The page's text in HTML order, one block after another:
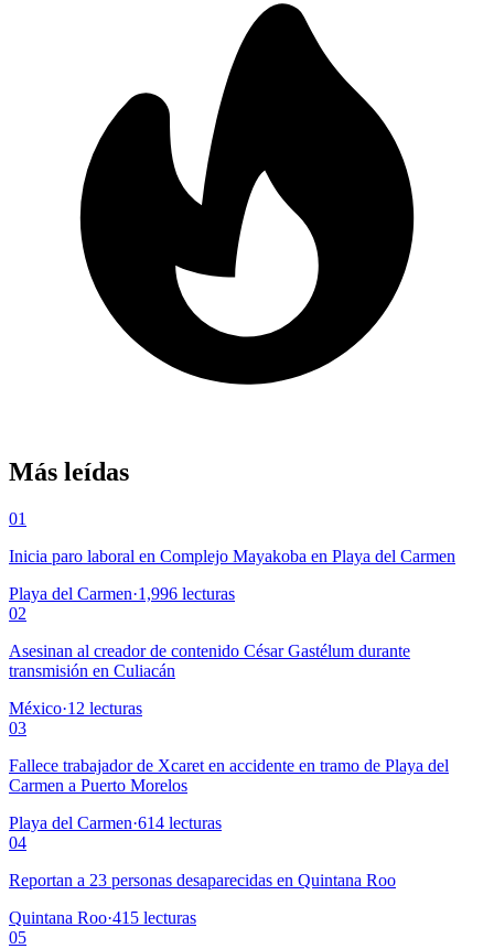
Más leídas
01
Inicia paro laboral en Complejo Mayakoba en Playa del Carmen
Playa del Carmen·1,996 lecturas
02
Asesinan al creador de contenido César Gastélum durante
transmisión en Culiacán
México·12 lecturas
03
Fallece trabajador de Xcaret en accidente en tramo de Playa del
Carmen a Puerto Morelos
Playa del Carmen·614 lecturas
04
Reportan a 23 personas desaparecidas en Quintana Roo
Quintana Roo·415 lecturas
05